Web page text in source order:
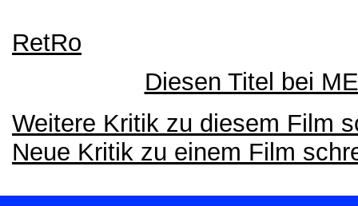
RetRo
Diesen Titel bei
Weitere Kritik zu diesem Film
Neue Kritik zu einem Film